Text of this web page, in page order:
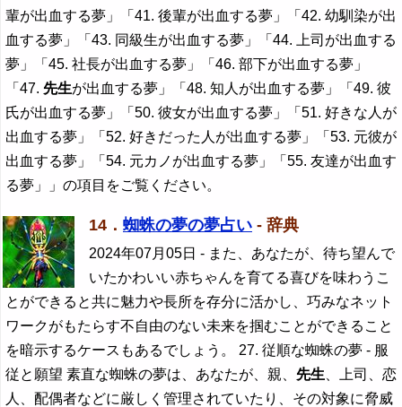
輩が出血する夢」「41. 後輩が出血する夢」「42. 幼馴染が出
血する夢」「43. 同級生が出血する夢」「44. 上司が出血する
夢」「45. 社長が出血する夢」「46. 部下が出血する夢」
「47.先生が出血する夢」「48. 知人が出血する夢」「49. 彼
氏が出血する夢」「50. 彼女が出血する夢」「51. 好きな人が
出血する夢」「52. 好きだった人が出血する夢」「53. 元彼が
出血する夢」「54. 元カノが出血する夢」「55. 友達が出血す
る夢」」の項目をご覧ください。
14． 蜘蛛の夢の夢占い - 辞典
2024年07月05日 - また、あなたが、待ち望んで
いたかわいい赤ちゃんを育てる喜びを味わうこ
とができると共に魅力や長所を存分に活かし、巧みなネット
ワークがもたらす不自由のない未来を掴むことができること
を暗示するケースもあるでしょう。 27. 従順な蜘蛛の夢 - 服
従と願望 素直な蜘蛛の夢は、あなたが、親、先生 、上司、恋
人、配偶者などに厳しく管理されていたり、その対象に脅威